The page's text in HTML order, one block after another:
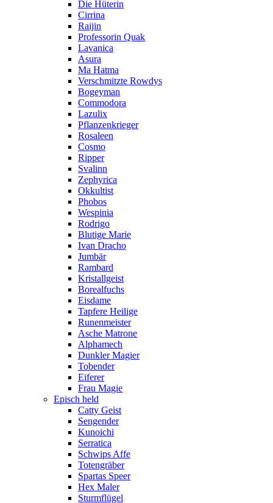
Die Hüterin
Cirrina
Raijin
Professorin Quak
Lavanica
Asura
Ma Hatma
Verschmitzte Rowdys
Bogeyman
Commodora
Lazulix
Pflanzenkrieger
Rosaleen
Cosmo
Ripper
Svalinn
Zephyrica
Okkultist
Phobos
Wespinia
Rodrigo
Blutige Marie
Ivan Dracho
Jumbär
Rambard
Kristallgeist
Borealfuchs
Eisdame
Tapfere Heilige
Runenmeister
Asche Matrone
Alphamech
Dunkler Magier
Tobender
Eiferer
Frau Magie
Episch held
Catty Geist
Sengender
Kunoichi
Serratica
Schwips Affe
Totengräber
Spartas Speer
Hex Maler
Sturmflügel